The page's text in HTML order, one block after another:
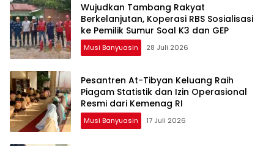
Wujudkan Tambang Rakyat
Berkelanjutan, Koperasi RBS Sosialisasi
ke Pemilik Sumur Soal K3 dan GEP
Musi Banyuasin 28 Juli 2026
Pesantren At-Tibyan Keluang Raih
Piagam Statistik dan Izin Operasional
Resmi dari Kemenag RI
Musi Banyuasin 17 Juli 2026